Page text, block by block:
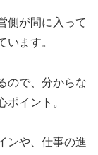
側が間に入って
います。
ので、分からな
ポイント。
ンや、仕事の進